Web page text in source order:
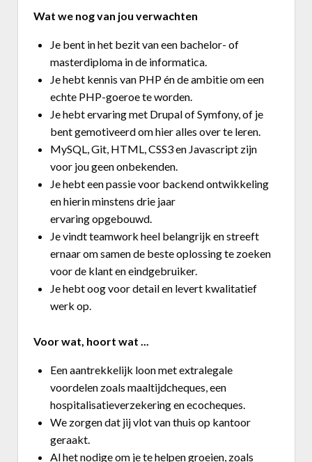
Wat we nog van jou verwachten
Je bent in het bezit van een bachelor- of
masterdiploma in de informatica.
Je hebt kennis van PHP én de ambitie om een
echte PHP-goeroe te worden.
Je hebt ervaring met Drupal of Symfony, of je
bent gemotiveerd om hier alles over te leren.
MySQL, Git, HTML, CSS3 en Javascript zijn
voor jou geen onbekenden.
Je hebt een passie voor backend ontwikkeling
en hierin minstens drie jaar
ervaring opgebouwd.
Je vindt teamwork heel belangrijk en streeft
ernaar om samen de beste oplossing te zoeken
voor de klant en eindgebruiker.
Je hebt oog voor detail en levert kwalitatief
werk op.
Voor wat, hoort wat ...
Een aantrekkelijk loon met extralegale
voordelen zoals maaltijdcheques, een
hospitalisatieverzekering en ecocheques.
We zorgen dat jij vlot van thuis op kantoor
geraakt.
Al het nodige om je te helpen groeien, zoals